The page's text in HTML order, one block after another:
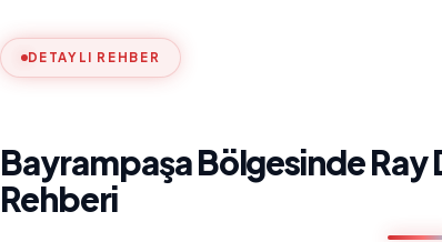
DETAYLI REHBER
Bayrampaşa Bölgesinde
Rehberi